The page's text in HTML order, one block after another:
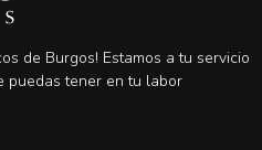
de Burgos! Estamos a tu servicio
puedas tener en tu labor